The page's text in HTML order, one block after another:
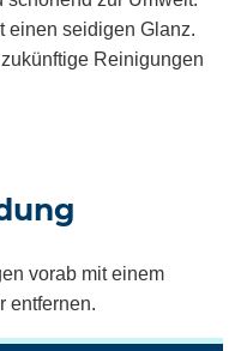
einen seidigen Glanz.
Reinigungen
vorab mit einem
entfernen.